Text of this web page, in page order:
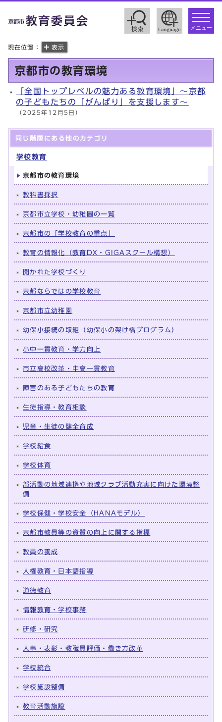
toggle
メニュー
現在位置： 表示
京都市の教育環境
「全国トップレベルの魅力ある教育環境」～京都
の子どもたちの「がんばり」を支援します～
（2025年12月5日）
同じ階層にある他のカテゴリ
学校教育
京都市の教育環境
教科書採択
京都市立学校・幼稚園の一覧
京都市の「学校教育の重点」
教育の情報化（教育DX・GIGAスクール構想）
開かれた学校づくり
京都ならではの学校教育
京都市立幼稚園
幼保小接続の取組（幼保小の架け橋プログラム）
小中一貫教育・学力向上
市立高校改革・中高一貫教育
障害のある子どもたちの教育
生徒指導・教育相談
児童・生徒の健全育成
学校給食
学校体育
部活動の地域連携や地域クラブ活動充実に向けた環境整
備
学校保健・学校安全（HANAモデル）
京都市教員等の資質の向上に関する指標
教員の養成
人権教育・日本語指導
道徳教育
情報教育・学校事務
研修・研究
人事・表彰・教職員評価・働き方改革
学校統合
学校施設整備
教育活動施設